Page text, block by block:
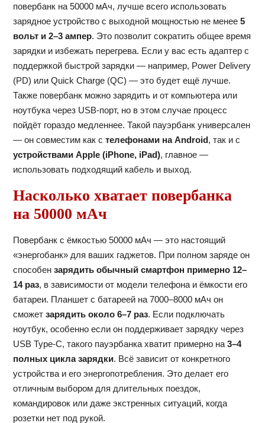
повербанк на 50000 мАч, лучше всего использовать
зарядное устройство с выходной мощностью не менее 5
вольт и 2–3 ампер. Это позволит сократить общее время
зарядки и избежать перегрева. Если у вас есть адаптер с
поддержкой быстрой зарядки — например, Power Delivery
(PD) или Quick Charge (QC) — это будет ещё лучше.
Также повербанк можно зарядить и от компьютера или
ноутбука через USB-порт, но в этом случае процесс
пойдёт гораздо медленнее. Такой пауэрбанк универсален
— он совместим как с телефонами на Android, так и с
устройствами Apple (iPhone, iPad), главное —
использовать подходящий кабель и выход.
Насколько хватает повербанка
на 50000 мАч
Повербанк с ёмкостью 50000 мАч — это настоящий
«энергобанк» для ваших гаджетов. При полном заряде он
способен зарядить обычный смартфон примерно 12–
14 раз, в зависимости от модели телефона и ёмкости его
батареи. Планшет с батареей на 7000–8000 мАч он
сможет зарядить около 6–7 раз. Если подключать
ноутбук, особенно если он поддерживает зарядку через
USB Type-C, такого пауэрбанка хватит примерно на 3–4
полных цикла зарядки. Всё зависит от конкретного
устройства и его энергопотребления. Это делает его
отличным выбором для длительных поездок,
командировок или даже экстренных ситуаций, когда
розетки нет под рукой.